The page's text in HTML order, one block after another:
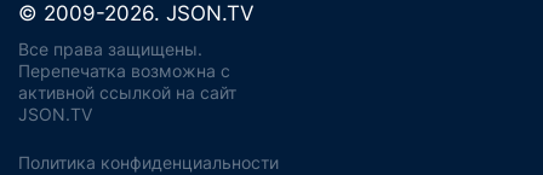
© 2009-2026. JSON.TV
Все права защищены.
Перепечатка возможна с
активной ссылкой на сайт
JSON.TV
Политика конфиденциальности